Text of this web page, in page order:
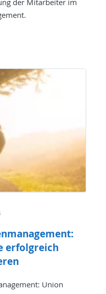
der Mitarbeiter im
erfolgreich
Union